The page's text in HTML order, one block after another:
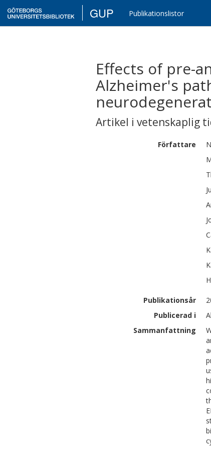
GUP Publikationslistor
Effects of pre-
Alzheimer's
Artikel i vetenskaplig
Författare
Publikationsår
Publicerad i
Sammanfattning